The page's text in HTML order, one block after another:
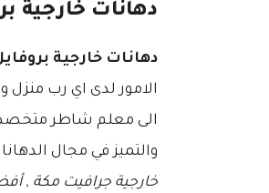
دهانات خارجية بروفايل مكة
دهانات خارجية
الامور لدى اي رب
والتميز في مجال
خارجية جرافيت مكة ,